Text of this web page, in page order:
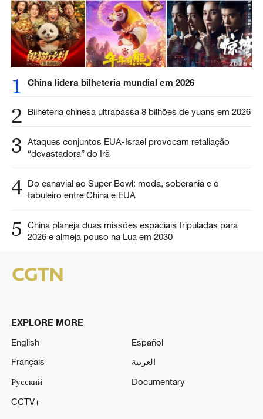
1 China lidera bilheteria mundial em 2026
2 Bilheteria chinesa ultrapassa 8 bilhões de yuans em 2026
3 Ataques conjuntos EUA-Israel provocam retaliação
“devastadora” do Irã
4 Do canavial ao Super Bowl: moda, soberania e o
tabuleiro entre China e EUA
5
China planeja duas missões espaciais tripuladas para
2026 e almeja pouso na Lua em 2030
EXPLORE MORE
English
Español
Français
العربية
Русский
Documentary
CCTV+